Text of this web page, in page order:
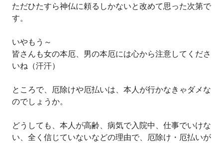
ただひたすら神仏に頼るしかないと改めて思った次第で
す。
いやもう～
皆さんも女の本厄、男の本厄には心から注意してくださ
いね（汗汗）
ところで、厄除けや厄払いは、本人が行かなきゃダメな
のでしょうか。
どうしても、本人が高齢、病気で入院中、仕事でいけな
い、全く信じていないなどの理由で、厄除け・厄払いが